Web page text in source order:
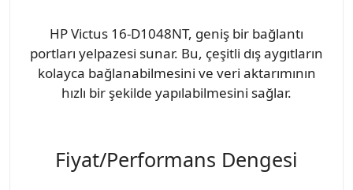
HP Victus 16-D1048NT, geniş bir bağlantı
portları yelpazesi sunar. Bu, çeşitli dış aygıtların
kolayca bağlanabilmesini ve veri aktarımının
hızlı bir şekilde yapılabilmesini sağlar.
Fiyat/Performans Dengesi